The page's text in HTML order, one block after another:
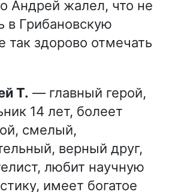
Андрей жалел, что не
в Грибановскую
так здорово отмечать
Т. — главный герой,
14 лет, болеет
смелый,
верный друг,
любит научную
имеет богатое